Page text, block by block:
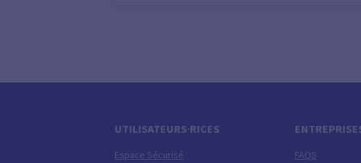
UTILISATEURS·RICES
Espace Sécurisé
FAQS